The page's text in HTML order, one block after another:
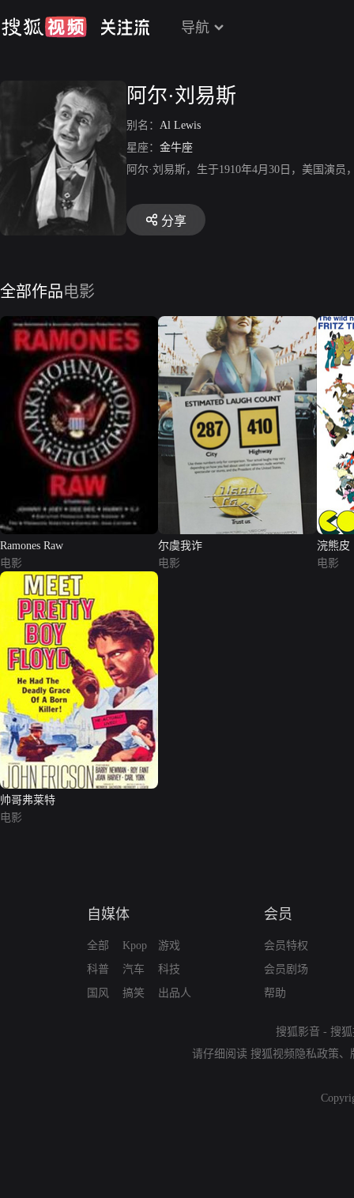
导航
阿尔·刘易斯
别名： Al Lewis
星座： 金牛座
阿尔·刘易斯，生于1910年4月30日，美国演
分享
全部作品电影
Ramones Raw
电影
尔虞我诈
电影
浣熊皮
电影
帅哥弗莱特
电影
自媒体
全部
科普
国风
Kpop
汽车
搞笑
游戏
科技
出品人
会员
会员特权
会员剧场
帮助
搜狐影音 - 搜
请仔细阅读 搜狐视频隐私政策、